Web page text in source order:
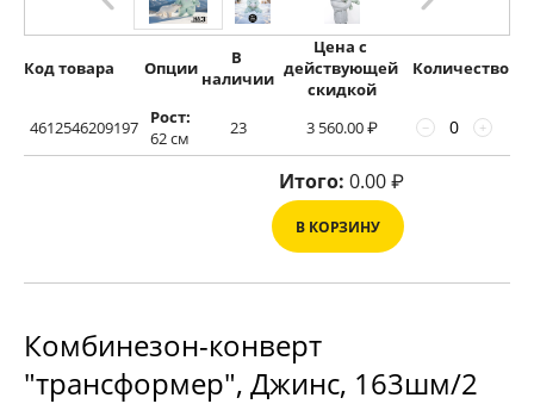
Код товара Опции
В
наличии
Цена с
действующей
скидкой
Количество
4612546209197
Рост:
62 см
23 3 560.00₽ +
−
Итого: 0.00₽
В КОРЗИНУ
Комбинезон-конверт
"трансформер", Джинс, 163шм/2